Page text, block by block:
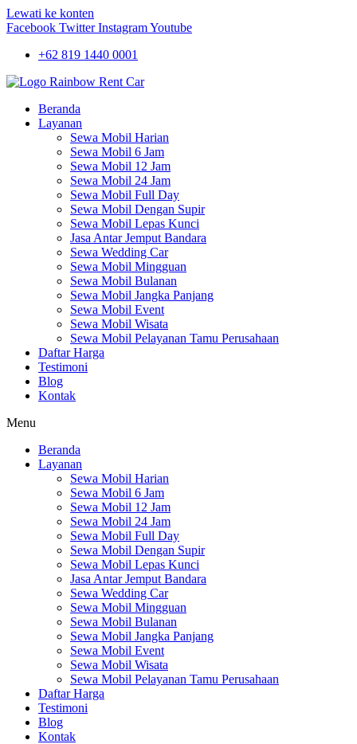
Lewati ke konten
Facebook Twitter InstagramYoutube
+62 819 1440 0001
Beranda
Layanan
Sewa Mobil Harian
Sewa Mobil 6 Jam
Sewa Mobil 12 Jam
Sewa Mobil 24 Jam
Sewa Mobil Full Day
Sewa Mobil Dengan Supir
Sewa Mobil Lepas Kunci
Jasa Antar Jemput Bandara
Sewa Wedding Car
Sewa Mobil Mingguan
Sewa Mobil Bulanan
Sewa Mobil Jangka Panjang
Sewa Mobil Event
Sewa Mobil Wisata
Sewa Mobil Pelayanan Tamu Perusahaan
Daftar Harga
Testimoni
Blog
Kontak
Menu
Beranda
Layanan
Sewa Mobil Harian
Sewa Mobil 6 Jam
Sewa Mobil 12 Jam
Sewa Mobil 24 Jam
Sewa Mobil Full Day
Sewa Mobil Dengan Supir
Sewa Mobil Lepas Kunci
Jasa Antar Jemput Bandara
Sewa Wedding Car
Sewa Mobil Mingguan
Sewa Mobil Bulanan
Sewa Mobil Jangka Panjang
Sewa Mobil Event
Sewa Mobil Wisata
Sewa Mobil Pelayanan Tamu Perusahaan
Daftar Harga
Testimoni
Blog
Kontak